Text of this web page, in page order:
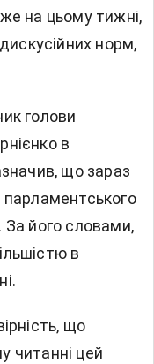
на цьому тижні,
норм,
голови
в
що зараз
парламентського
За його словами,
в
що
читанні цей